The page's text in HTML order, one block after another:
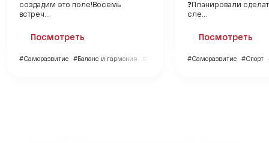
создадим это поле!Восемь
встреч...
Посмотреть
#Саморазвитие #Баланс и гармония #Личный бренд
❓Планировали
сле...
Посмотреть
#Саморазвитие #Спорт